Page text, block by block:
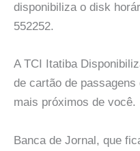
disponibiliza o disk
552252.
A TCI Itatiba
de cartão de
mais próximos de você.
Banca de Jornal, que